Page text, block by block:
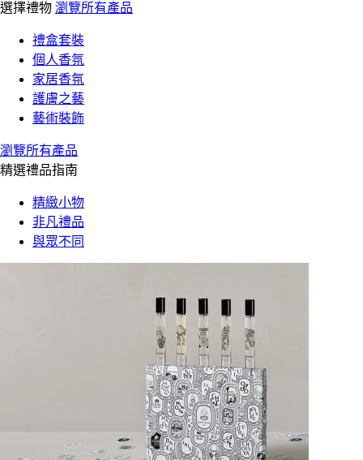
選擇禮物 瀏覽所有產品
禮盒套裝
個人香氛
家居香氛
護膚之藝
藝術裝飾
瀏覽所有產品
精選禮品指南
精緻小物
非凡禮品
與眾不同